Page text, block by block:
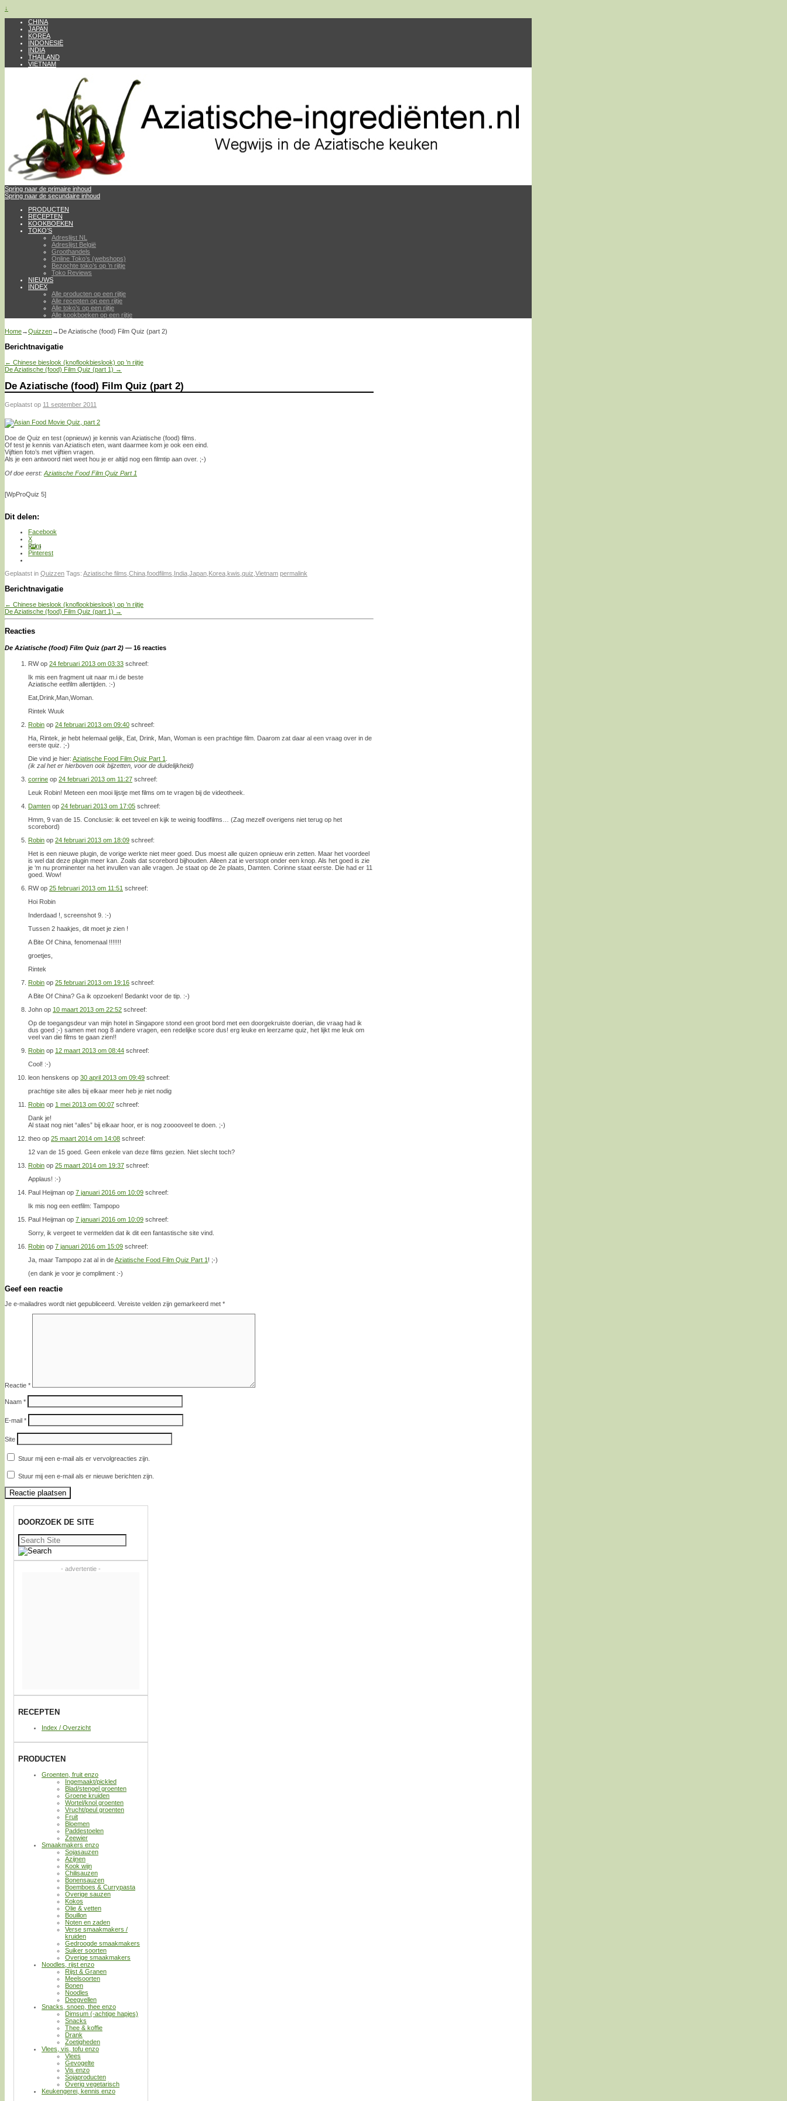
↓
CHINA
JAPAN
KOREA
INDONESIË
INDIA
THAILAND
VIETNAM
Spring naar de primaire inhoud
Spring naar de secundaire inhoud
PRODUCTEN
RECEPTEN
KOOKBOEKEN
TOKO’S
Adreslijst NL
Adreslijst België
Groothandels
Online Toko’s (webshops)
Bezochte toko’s op ’n rijtje
Toko Reviews
NIEUWS
INDEX
Alle producten op een rijtje
Alle recepten op een rijtje
Alle toko’s op een rijtje
Alle kookboeken op een rijtje
Home→Quizzen→ De Aziatische (food) Film Quiz (part 2)
Berichtnavigatie
← Chinese bieslook (knoflookbieslook) op ’n rijtje
De Aziatische (food) Film Quiz (part 1) →
De Aziatische (food) Film Quiz (part 2)
Geplaatst op 11 september 2011
Doe de Quiz en test (opnieuw) je kennis van Aziatische (food) films.
Of test je kennis van Aziatisch eten, want daarmee kom je ook een eind.
Vijftien foto’s met vijftien vragen.
Als je een antwoord niet weet hou je er altijd nog een filmtip aan over. ;-)
Of doe eerst: Aziatische Food Film Quiz Part 1
[WpProQuiz 5]
Dit delen:
Facebook
X
Print
Pinterest
Geplaatst in Quizzen Tags: Aziatische films,China,foodfilms, India,Japan, Korea,kwis,quiz,Vietnam permalink
Berichtnavigatie
← Chinese bieslook (knoflookbieslook) op ’n rijtje
De Aziatische (food) Film Quiz (part 1) →
Reacties
De Aziatische (food) Film Quiz (part 2) — 16 reacties
RWop 24 februari 2013 om 03:33 schreef:
Ik mis een fragment uit naar m.i de beste
Aziatische eetfilm allertijden. :-)
Eat,Drink,Man,Woman.
Rintek Wuuk
Robin op 24 februari 2013 om 09:40 schreef:
Ha, Rintek, je hebt helemaal gelijk, Eat, Drink, Man, Woman is een prachtige film. Daarom zat daar al een vraag over in de
eerste quiz. ;-)
Die vind je hier: Aziatische Food Film Quiz Part 1
(ik zal het er hierboven ook bijzetten, voor de duidelijkheid)
corrine op 24 februari 2013 om 11:27 schreef:
Leuk Robin! Meteen een mooi lijstje met films om te vragen bij de videotheek.
Damten op 24 februari 2013 om 17:05 schreef:
Hmm, 9 van de 15. Conclusie: ik eet teveel en kijk te weinig foodfilms… (Zag mezelf overigens niet terug op het
scorebord)
Robin op 24 februari 2013 om 18:09 schreef:
Het is een nieuwe plugin, de vorige werkte niet meer goed. Dus moest alle quizen opnieuw erin zetten. Maar het voordeel
is wel dat deze plugin meer kan. Zoals dat scorebord bijhouden. Alleen zat ie verstopt onder een knop. Als het goed is zie
je ‘m nu prominenter na het invullen van alle vragen. Je staat op de 2e plaats, Damten. Corinne staat eerste. Die had er 11
goed. Wow!
RWop 25 februari 2013 om 11:51 schreef:
Hoi Robin
Inderdaad !, screenshot 9. :-)
Tussen 2 haakjes, dit moet je zien !
A Bite Of China, fenomenaal !!!!!!!
groetjes,
Rintek
Robin op 25 februari 2013 om 19:16 schreef:
A Bite Of China? Ga ik opzoeken! Bedankt voor de tip. :-)
John op 10 maart 2013 om 22:52 schreef:
Op de toegangsdeur van mijn hotel in Singapore stond een groot bord met een doorgekruiste doerian, die vraag had ik
dus goed ;-) samen met nog 8 andere vragen, een redelijke score dus! erg leuke en leerzame quiz, het lijkt me leuk om
veel van die films te gaan zien!!
Robin op 12 maart 2013 om 08:44 schreef:
Cool! :-)
leon henskens op 30 april 2013 om 09:49 schreef:
prachtige site alles bij elkaar meer heb je niet nodig
Robin op 1 mei 2013 om 00:07 schreef:
Dank je!
Al staat nog niet “alles” bij elkaar hoor, er is nog zooooveel te doen. ;-)
theo op 25 maart 2014 om 14:08 schreef:
12 van de 15 goed. Geen enkele van deze films gezien. Niet slecht toch?
Robin op 25 maart 2014 om 19:37 schreef:
Applaus! :-)
Paul Heijman op 7 januari 2016 om 10:09 schreef:
Ik mis nog een eetfilm: Tampopo
Paul Heijman op 7 januari 2016 om 10:09 schreef:
Sorry, ik vergeet te vermelden dat ik dit een fantastische site vind.
Robin op 7 januari 2016 om 15:09 schreef:
Ja, maar Tampopo zat al in deAziatische Food Film Quiz Part 1 ! ;-)
(en dank je voor je compliment :-)
Geef een reactie
Je e-mailadres wordt niet gepubliceerd. Vereiste velden zijn gemarkeerd met *
Reactie *
Naam *
E-mail *
Site
Stuur mij een e-mail als er vervolgreacties zijn.
Stuur mij een e-mail als er nieuwe berichten zijn.
DOORZOEK DE SITE
Zoeken
naar:
- advertentie -
RECEPTEN
Index / Overzicht
PRODUCTEN
Groenten, fruit enzo
Ingemaakt/pickled
Blad/stengel groenten
Groene kruiden
Wortel/knol groenten
Vrucht/peul groenten
Fruit
Bloemen
Paddestoelen
Zeewier
Smaakmakers enzo
Sojasauzen
Azijnen
Kook wijn
Chilisauzen
Bonensauzen
Boemboes & Currypasta
Overige sauzen
Kokos
Olie & vetten
Bouillon
Noten en zaden
Verse smaakmakers /
kruiden
Gedroogde smaakmakers
Suiker soorten
Overige smaakmakers
Noodles, rijst enzo
Rijst & Granen
Meelsoorten
Bonen
Noodles
Deegvellen
Snacks, snoep, thee enzo
Dimsum (-achtige hapjes)
Snacks
Thee & koffie
Drank
Zoetigheden
Vlees, vis, tofu enzo
Vlees
Gevogelte
Vis enzo
Sojaproducten
Overig vegetarisch
Keukengerei, kennis enzo